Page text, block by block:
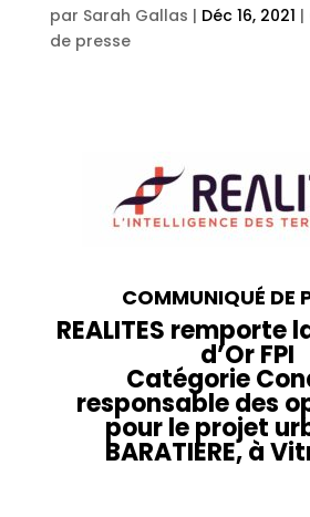
par Sarah Gallas | Déc 16, 2021 |
de presse
COMMUNIQUÉ DE
REALITES remporte
d’Or FPI
Catégorie
responsable des
pour le projet
BARATIERE, à